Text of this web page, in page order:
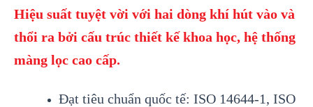
Hiệu suất tuyệt vời với hai dòng khí hút vào và
thổi ra bởi cấu trúc thiết kế khoa học, hệ thống
màng lọc cao cấp.
Đạt tiêu chuẩn quốc tế: ISO 14644-1, ISO